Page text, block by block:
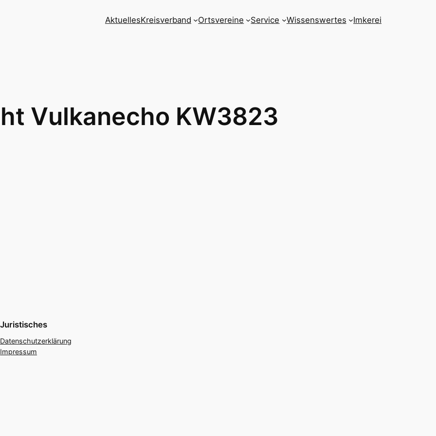
AktuellesKreisverband Ortsvereine Service Wissenswertes Imkerei
Vulkanecho KW3823
Juristisches
Datenschutzerklärung
Impressum